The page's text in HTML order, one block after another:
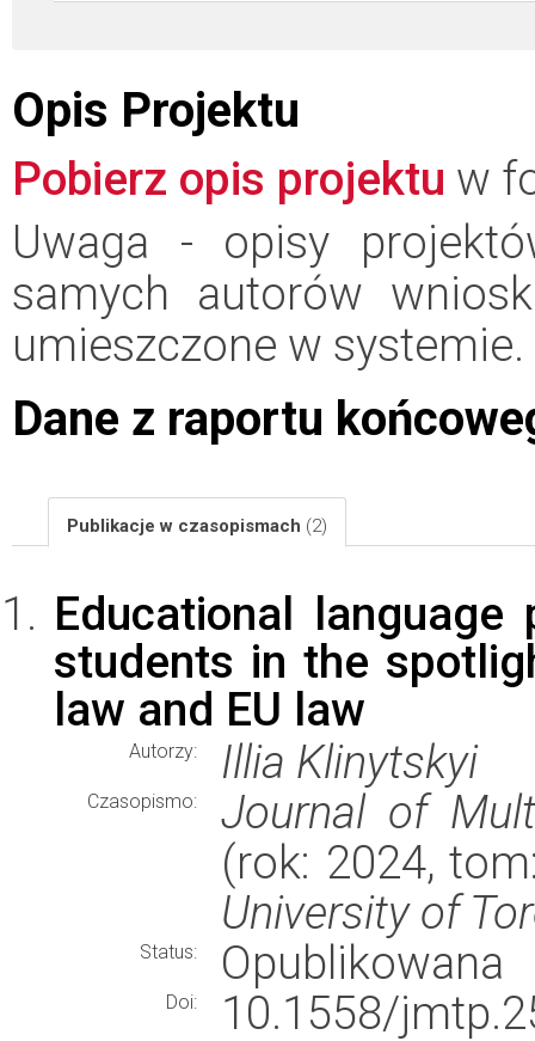
Opis Projektu
Pobierz opis projektu w
Uwaga - opisy
samych autorów
umieszczone w systemie.
Dane z raportu
Publikacje w czasopismach (2)
Educational
students in the
law and EU law
Autorzy: Illia Klinytskyi
Czasopismo:
Journal of
(rok: 2024,
University of
Status: Opublikowana
Doi:
10.1558/